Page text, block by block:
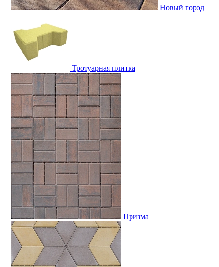
Новый город
Тротуарная плитка
Призма